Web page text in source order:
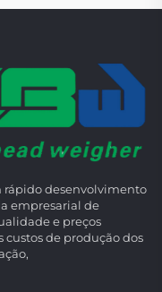
desenvolvimento
empresarial de
e preços
custos de produção dos